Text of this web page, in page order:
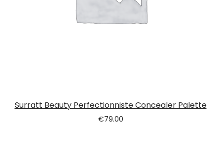
Surratt Beauty Perfectionniste Concealer Palette
€79.00